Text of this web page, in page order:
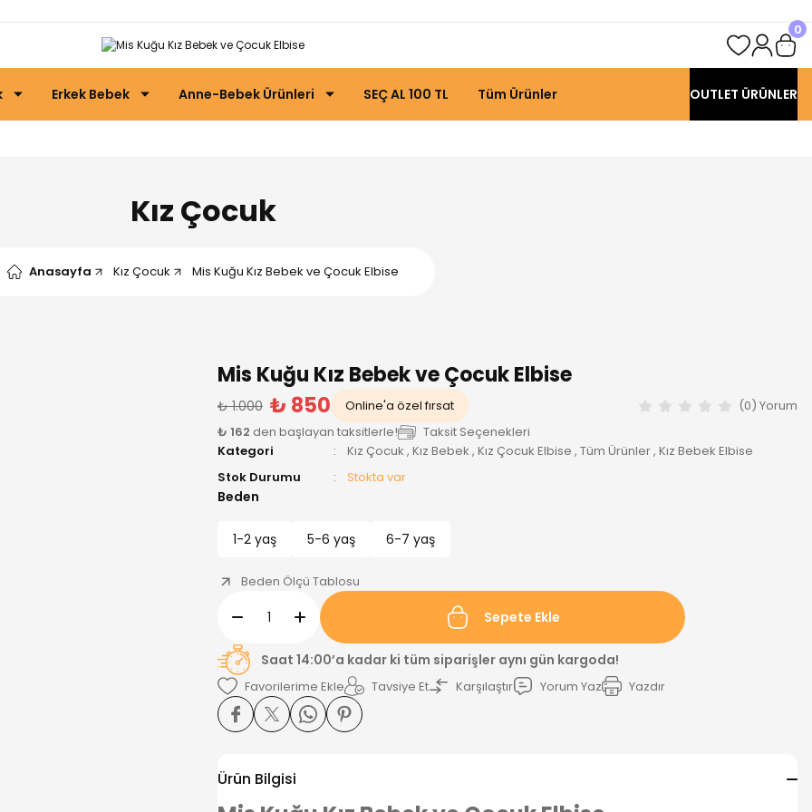
0
Erkek Bebek Anne-Bebek Ürünleri SEÇ AL 100 TL Tüm Ürünler OUTLET ÜRÜNLER
Kız Çocuk
Anasayfa Kız Çocuk Mis Kuğu Kız Bebek ve Çocuk Elbise
Mis Kuğu Kız Bebek ve Çocuk Elbise
₺ 1.000 ₺ 850 Online'a özel fırsat
(0) Yorum
₺ 162 den başlayan taksitlerle!
Taksit Seçenekleri
Kategori
Kız Çocuk , Kız Bebek , Kız Çocuk Elbise , Tüm Ürünler, Kız Bebek Elbise
Stok Durumu
Stokta var
Beden
1-2 yaş 5-6 yaş 6-7 yaş
Beden Ölçü Tablosu
Sepete Ekle
Saat 14:00’a kadar ki tüm siparişler aynı gün kargoda!
Tavsiye Et Karşılaştır Yorum Yaz Yazdır
Ürün Bilgisi